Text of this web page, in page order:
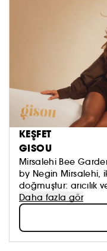
KEŞFET
GISOU
Mirsalehi Bee
by Negin Mirsalehi,
doğmuştur: arıcılık
arıcılıkla uğraşan
bahçesinde çevreye
hasat edilen
şampuanlar, saç
benzersiz saç
Daha fazla gör